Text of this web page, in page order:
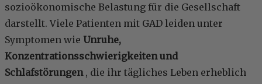
sozioökonomische Belastung für die Gesellschaft
darstellt. Viele Patienten mit GAD leiden unter
Symptomen wie Unruhe,
Konzentrationsschwierigkeiten und
Schlafstörungen , die ihr tägliches Leben erheblich